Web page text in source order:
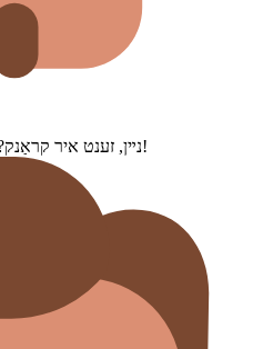
נײן, זענט איר קראַנק? אױ, װײ! איר זעט אױס שרעקלעך!